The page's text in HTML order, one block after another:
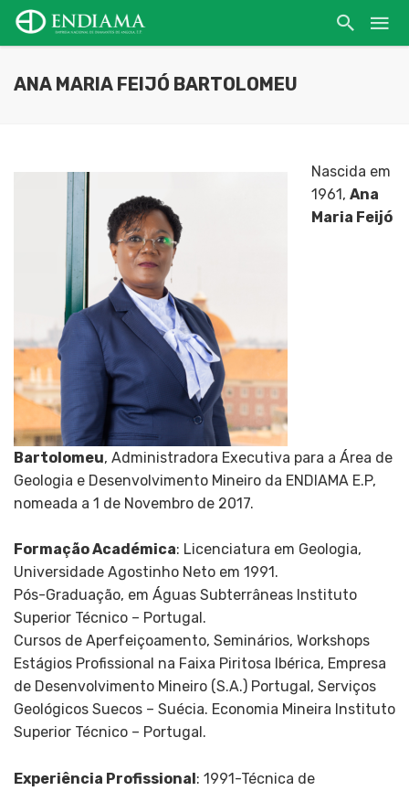
ANA MARIA FEIJÓ BARTOLOMEU
Nascida em
1961, Ana
Maria Feijó
Bartolomeu, Administradora Executiva para a Área de
Geologia e Desenvolvimento Mineiro da ENDIAMA E.P,
nomeada a 1 de Novembro de 2017.
Formação Académica: Licenciatura em Geologia,
Universidade Agostinho Neto em 1991.
Pós-Graduação, em Águas Subterrâneas Instituto
Superior Técnico – Portugal.
Cursos de Aperfeiçoamento, Seminários, Workshops
Estágios Profissional na Faixa Piritosa Ibérica, Empresa
de Desenvolvimento Mineiro (S.A.) Portugal, Serviços
Geológicos Suecos – Suécia. Economia Mineira Instituto
Superior Técnico – Portugal.
Experiência Profissional: 1991-Técnica de